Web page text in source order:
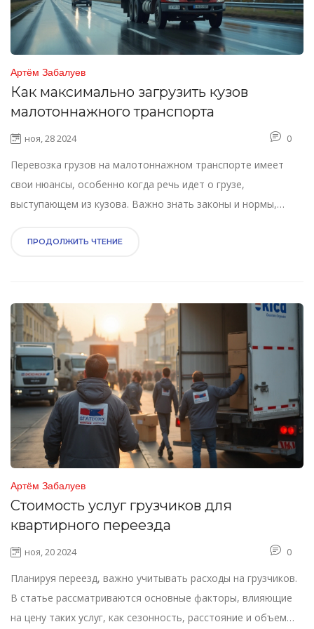
Артём Забалуев
Как максимально загрузить кузов
малотоннажного транспорта
ноя, 28 2024 0
Перевозка грузов на малотоннажном транспорте имеет
свои нюансы, особенно когда речь идет о грузе,
выступающем из кузова. Важно знать законы и нормы,
Информация о том, сколько метров груза может выступать
и интересные факты о перевозке крупногабаритных
предметов.
ПРОДОЛЖИТЬ ЧТЕНИЕ
Артём Забалуев
Стоимость услуг грузчиков для
квартирного переезда
ноя, 20 2024 0
Планируя переезд, важно учитывать расходы на грузчиков.
В статье рассматриваются основные факторы, влияющие
на цену таких услуг, как сезонность, расстояние и объем